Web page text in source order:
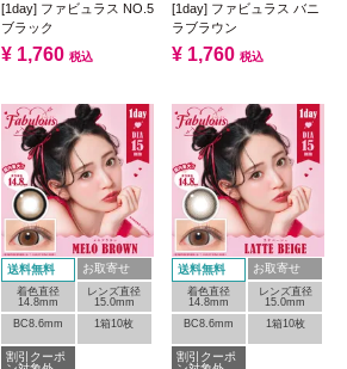
[1day] ファビュラス NO.5
ブラック
¥ 1,760 税込
[1day] ファビュラス バニ
ラブラウン
¥ 1,760 税込
送料無料 お取寄せ
着色直径
14.8mm
レンズ直径
15.0mm
BC8.6mm
1箱10枚
割引クーポ
送料無料 お取寄せ
着色直径
14.8mm
レンズ直径
15.0mm
BC8.6mm
1箱10枚
割引クーポ